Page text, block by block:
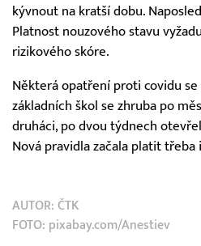
kývnout na kratší dobu.
Platnost nouzového stavu
rizikového skóre.
Některá opatření proti covidu
základních škol se zhruba po
druháci, po dvou týdnech
Nová pravidla začala platit třeba
AUTOR: ČTK
FOTO: pixabay.com/Anestiev